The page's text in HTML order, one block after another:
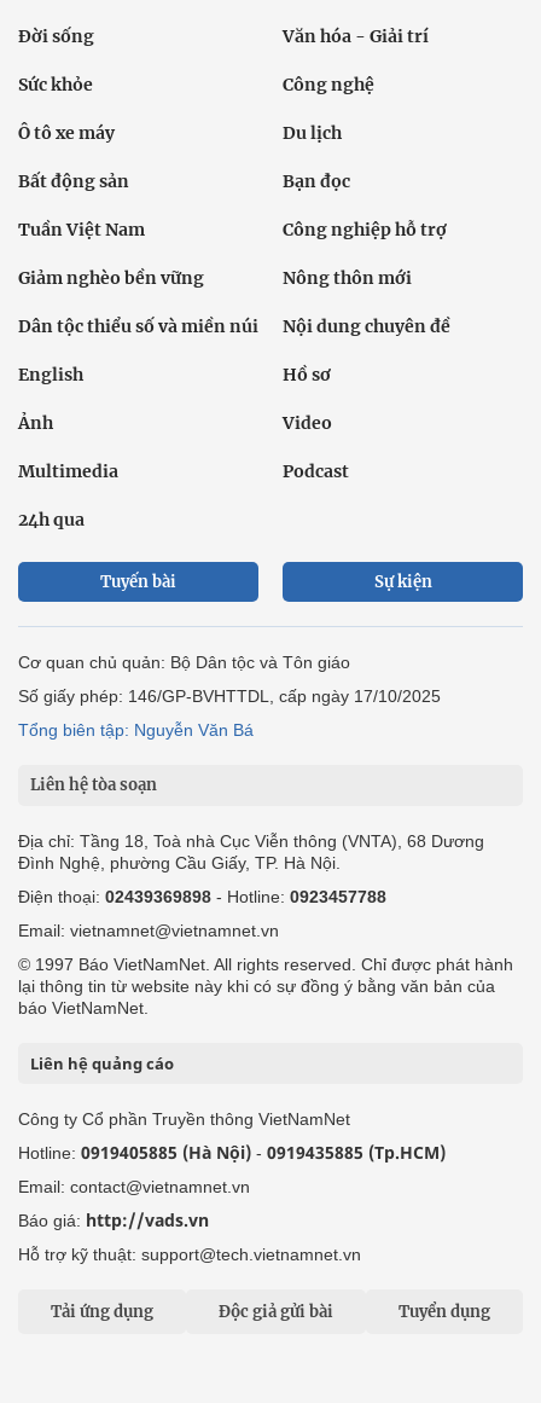
Đời sống Văn hóa - Giải trí
Sức khỏe Công nghệ
Ô tô xe máy Du lịch
Bất động sản Bạn đọc
Tuần Việt Nam Công nghiệp hỗ trợ
Giảm nghèo bền vững Nông thôn mới
Dân tộc thiểu số và miền núi Nội dung chuyên đề
English Hồ sơ
Ảnh Video
Multimedia Podcast
24h qua
Tuyến bài Sự kiện
Cơ quan chủ quản: Bộ Dân tộc và Tôn giáo
Số giấy phép: 146/GP-BVHTTDL, cấp ngày 17/10/2025
Tổng biên tập: Nguyễn Văn Bá
Liên hệ tòa soạn
Địa chỉ: Tầng 18, Toà nhà Cục Viễn thông (VNTA), 68 Dương
Đình Nghệ, phường Cầu Giấy, TP. Hà Nội.
Điện thoại: 02439369898 - Hotline: 0923457788
Email: vietnamnet@vietnamnet.vn
© 1997 Báo VietNamNet. All rights reserved. Chỉ được phát hành
lại thông tin từ website này khi có sự đồng ý bằng văn bản của
báo VietNamNet.
Liên hệ quảng cáo
Công ty Cổ phần Truyền thông VietNamNet
Hotline: 0919405885 (Hà Nội) - 0919435885 (Tp.HCM)
Email: contact@vietnamnet.vn
Báo giá: http://vads.vn
Hỗ trợ kỹ thuật: support@tech.vietnamnet.vn
Tải ứng dụng Độc giả gửi bài Tuyển dụng